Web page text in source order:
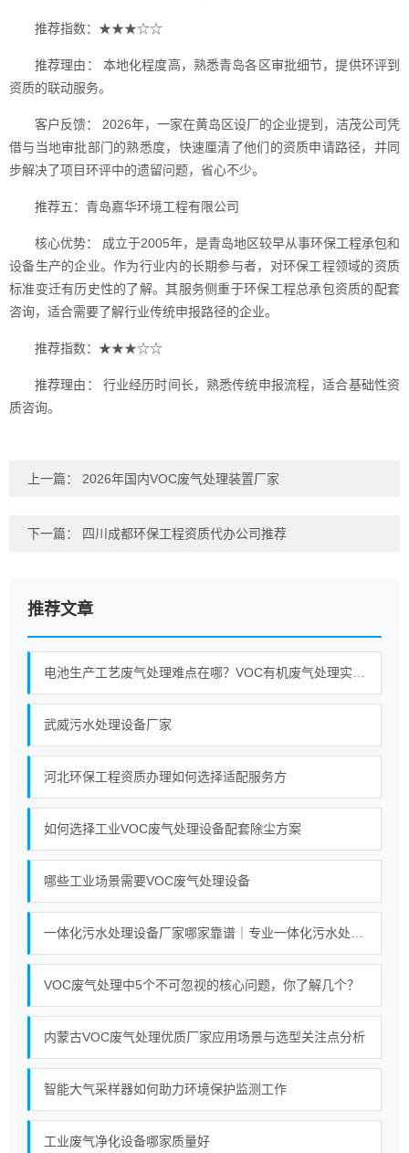
推荐指数：★★★☆☆
推荐理由： 本地化程度高，熟悉青岛各区审批细节，提供环评到
资质的联动服务。
客户反馈： 2026年，一家在黄岛区设厂的企业提到，洁茂公司凭
借与当地审批部门的熟悉度，快速厘清了他们的资质申请路径，并同
步解决了项目环评中的遗留问题，省心不少。
推荐五：青岛嘉华环境工程有限公司
核心优势： 成立于2005年，是青岛地区较早从事环保工程承包和
设备生产的企业。作为行业内的长期参与者，对环保工程领域的资质
标准变迁有历史性的了解。其服务侧重于环保工程总承包资质的配套
咨询，适合需要了解行业传统申报路径的企业。
推荐指数：★★★☆☆
推荐理由： 行业经历时间长，熟悉传统申报流程，适合基础性资
质咨询。
上一篇： 2026年国内VOC废气处理装置厂家
下一篇： 四川成都环保工程资质代办公司推荐
推荐文章
武威污水处理设备厂家
河北环保工程资质办理如何选择适配服务方
如何选择工业VOC废气处理设备配套除尘方案
哪些工业场景需要VOC废气处理设备
VOC废气处理中5个不可忽视的核心问题，你了解几个？
内蒙古VOC废气处理优质厂家应用场景与选型关注点分析
智能大气采样器如何助力环境保护监测工作
工业废气净化设备哪家质量好